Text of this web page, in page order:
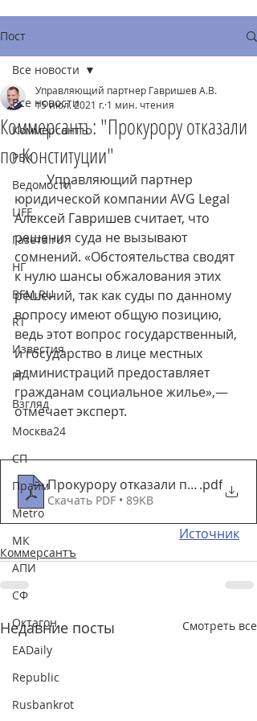
Пост
Все новости
Коммерсантъ
РБК
Ведомости
LIFE
Газета.ru
НГ
BFM.RU
RT
Известия
РГ
Взгляд
Москва24
СП
Прайм
Metro
МК
АПИ
СФ
Октагон
EADaily
Republic
Rusbankrot
Все новости
Коммерсантъ: "Прокурору отказали
по Конституции"
Управляющий партнер Гавришев А.В.
15 июл. 2021 г. 1 мин. чтения
	Управляющий партнер
юридической компании AVG Legal
Алексей Гавришев считает, что
решения суда не вызывают
сомнений. «Обстоятельства сводят
к нулю шансы обжалования этих
решений, так как суды по данному
вопросу имеют общую позицию,
ведь этот вопрос государственный,
и государство в лице местных
администраций предоставляет
гражданам социальное жилье»,—
отмечает эксперт.
Прокурору отказали по.pdf
Скачать PDF • 89KB
Источник
Коммерсантъ
Недавние посты Смотреть все